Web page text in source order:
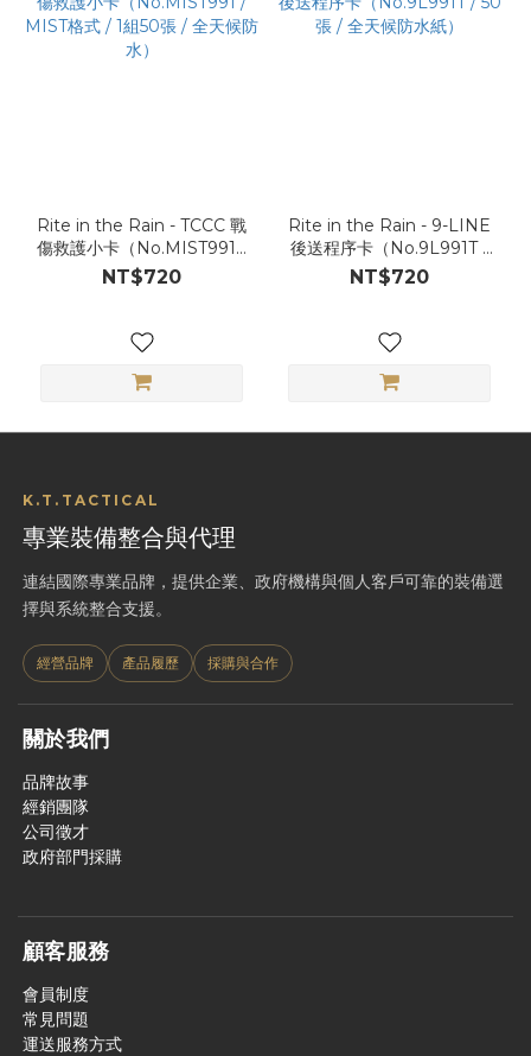
Rite in the Rain - TCCC 戰
傷救護小卡（No.MIST991 /
MIST格式 / 1組50張 / 全天
候防水）
NT$720
Rite in the Rain - 9-LINE
後送程序卡（No.9L991T /
50 張 / 全天候防水紙）
NT$720
K.T.TACTICAL
專業裝備整合與代理
連結國際專業品牌，提供企業、政府機構與個人客戶可靠的裝備選
擇與系統整合支援。
經營品牌 產品履歷 採購與合作
關於我們
品牌故事
經銷團隊
公司徵才
政府部門採購
顧客服務
會員制度
常見問題
運送服務方式